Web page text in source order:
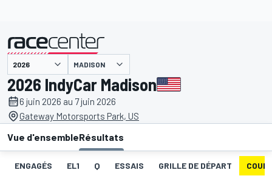
présenté par MADISON
2026 IndyCar Madison
6 juin 2026 au 7 juin 2026
Gateway Motorsports Park, US
Vue d'ensembleRésultats
ENGAGÉS EL1 Q ESSAIS GRILLE DE DÉPART